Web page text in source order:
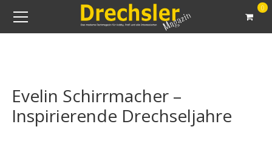
0
Evelin Schirrmacher –
Inspirierende Drechseljahre